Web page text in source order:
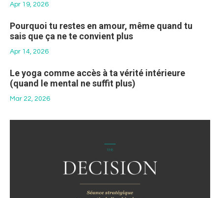
Apr 19, 2026
Pourquoi tu restes en amour, même quand tu
sais que ça ne te convient plus
Apr 14, 2026
Le yoga comme accès à ta vérité intérieure
(quand le mental ne suffit plus)
Mar 22, 2026